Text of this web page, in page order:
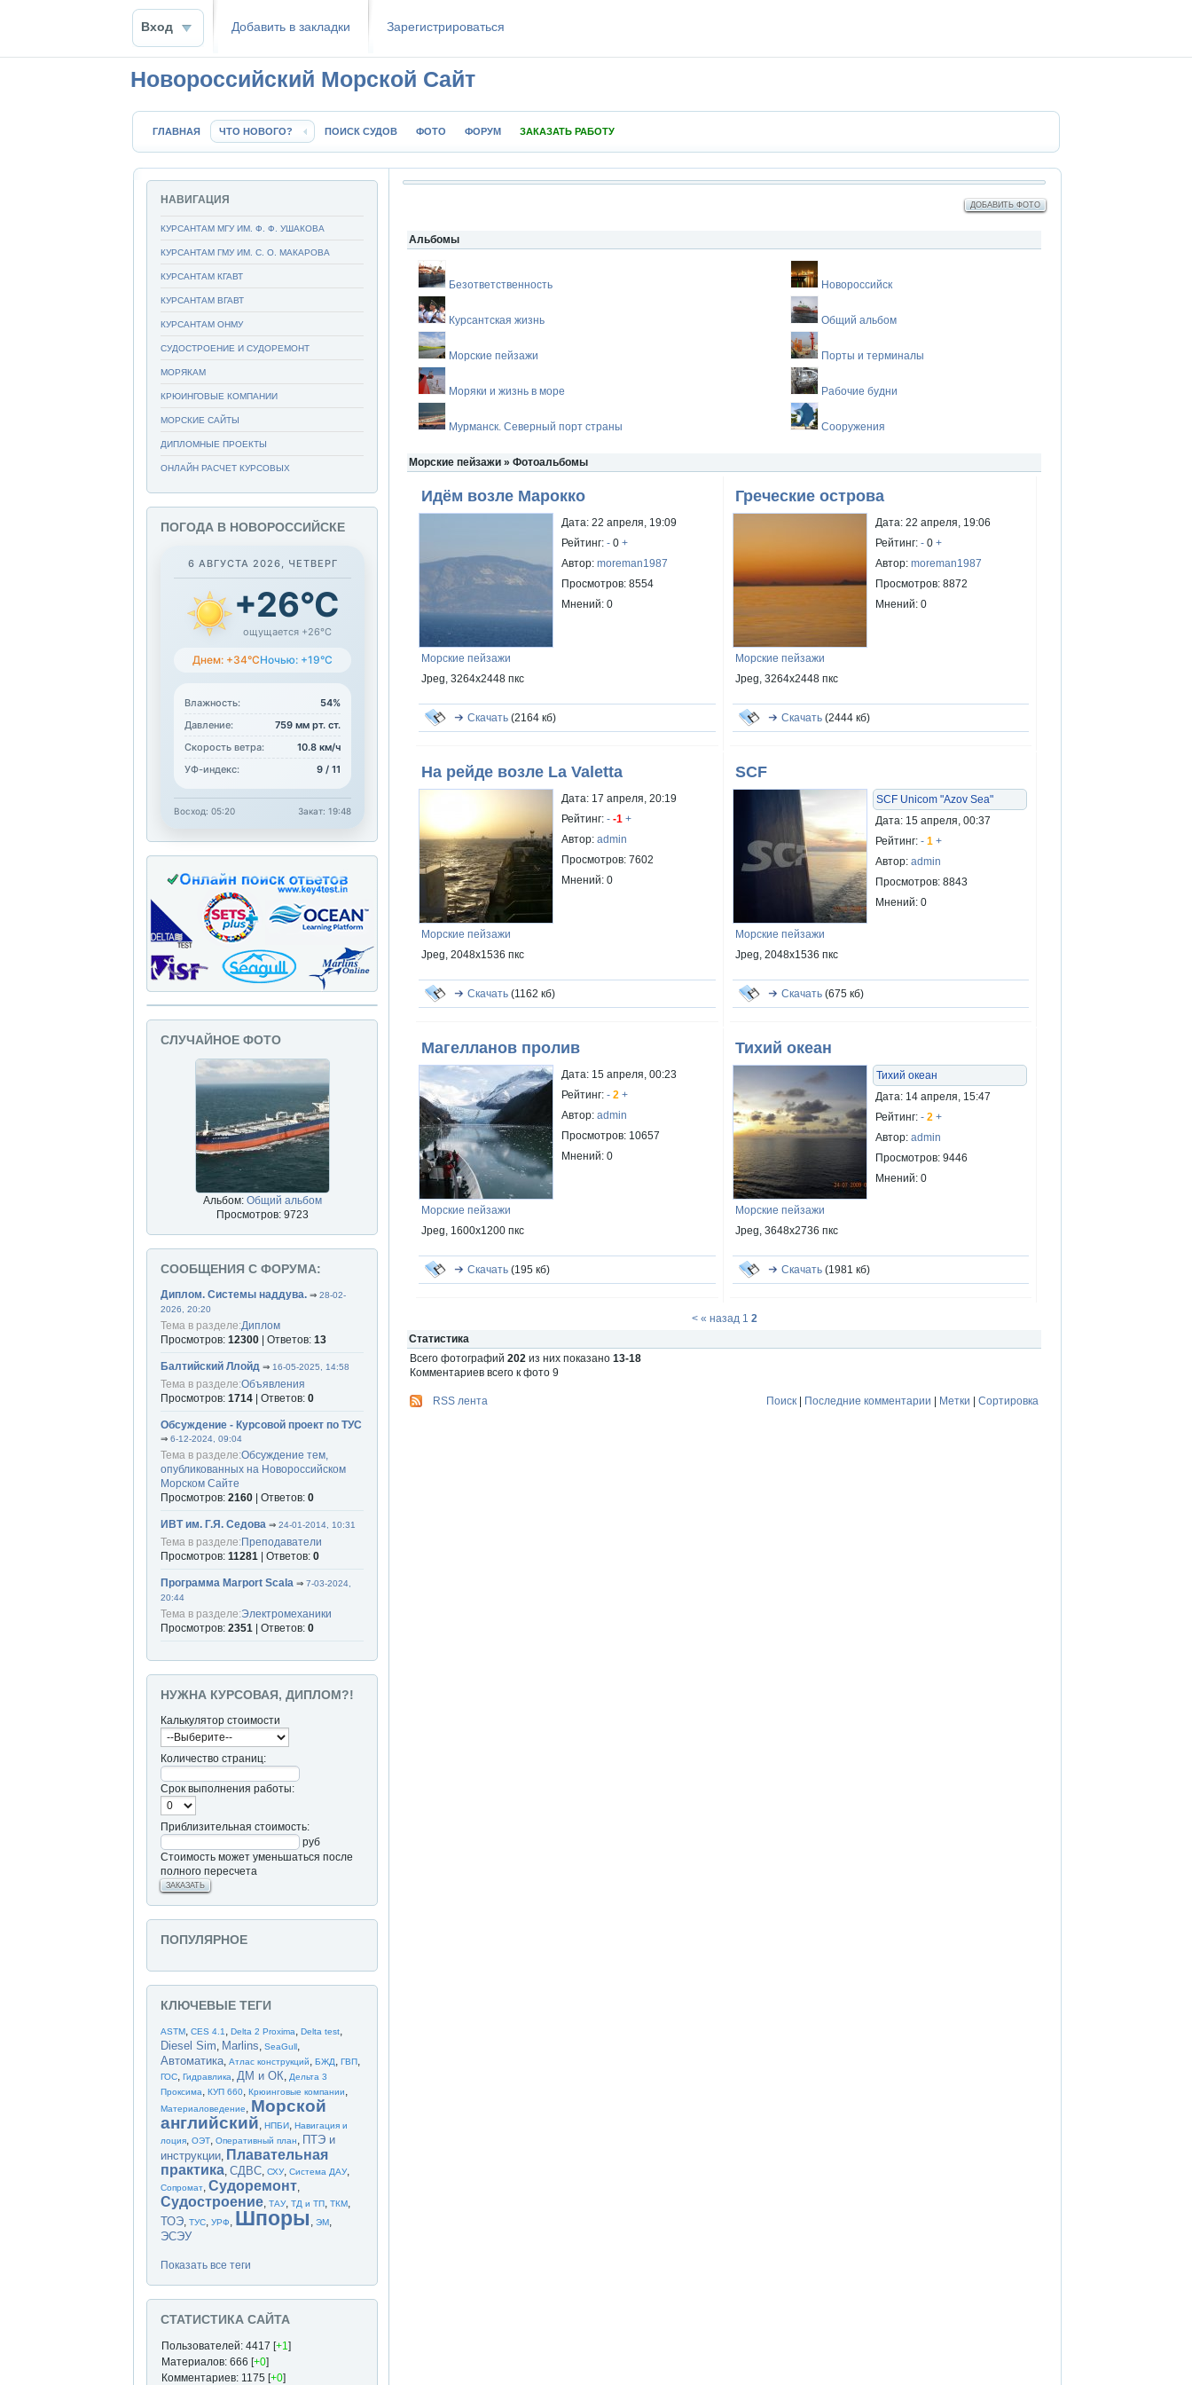
Вход Добавить в закладки Зaрeгиcтpиpoваться
Новороссийский Морской Сайт
ГЛАВНАЯ ЧТО НОВОГО? ПОИСК СУДОВ ФОТО ФОРУМ ЗАКАЗАТЬ РАБОТУ
ДОБАВИТЬ ФОТО
Альбомы
Безответственность
Курсантская жизнь
Морские пейзажи
Моряки и жизнь в море
Мурманск. Северный порт страны
Новороссийск
Общий альбом
Порты и терминалы
Рабочие будни
Сооружения
Морские пейзажи » Фотоальбомы
Идём возле Марокко
Морские пейзажи
Jpeg, 3264x2448 пкс
Дата: 22 апреля, 19:09
Рейтинг: - 0 +
Автор: moreman1987
Просмотров: 8554
Мнений: 0
Скачать (2164 кб)
Греческие острова
Морские пейзажи
Jpeg, 3264x2448 пкс
Дата: 22 апреля, 19:06
Рейтинг: - 0 +
Автор: moreman1987
Просмотров: 8872
Мнений: 0
Скачать (2444 кб)
На рейде возле La Valetta
Морские пейзажи
Jpeg, 2048x1536 пкс
Дата: 17 апреля, 20:19
Рейтинг: - -1 +
Автор: admin
Просмотров: 7602
Мнений: 0
Скачать (1162 кб)
SCF
Морские пейзажи
Jpeg, 2048x1536 пкс
SCF Unicom "Azov Sea"
Дата: 15 апреля, 00:37
Рейтинг: - 1 +
Автор: admin
Просмотров: 8843
Мнений: 0
Скачать (675 кб)
Магелланов пролив
Морские пейзажи
Jpeg, 1600x1200 пкс
Дата: 15 апреля, 00:23
Рейтинг: - 2 +
Автор: admin
Просмотров: 10657
Мнений: 0
Скачать (195 кб)
Тихий океан
Морские пейзажи
Jpeg, 3648x2736 пкс
Тихий океан
Дата: 14 апреля, 15:47
Рейтинг: - 2 +
Автор: admin
Просмотров: 9446
Мнений: 0
Скачать (1981 кб)
< « назад 1 2
Статистика
Всего фотографий 202 из них показано 13-18
Комментариев всего к фото 9
RSS лента Поиск Последние комментарии Метки Сортировка
НАВИГАЦИЯ
КУРСАНТАМ МГУ ИМ. Ф. Ф. УШАКОВА
КУРСАНТАМ ГМУ ИМ. С. О. МАКАРОВА
КУРСАНТАМ КГАВТ
КУРСАНТАМ ВГАВТ
КУРСАНТАМ ОНМУ
СУДОСТРОЕНИЕ И СУДОРЕМОНТ
МОРЯКАМ
КРЮИНГОВЫЕ КОМПАНИИ
МОРСКИЕ САЙТЫ
ДИПЛОМНЫЕ ПРОЕКТЫ
ОНЛАЙН РАСЧЕТ КУРСОВЫХ
ПОГОДА В НОВОРОССИЙСКЕ
6 АВГУСТА 2026, ЧЕТВЕРГ
+26°C
ощущается +26°C
Днем: +34°CНочью: +19°C
Влажность:
54%
Давление:
759 мм рт. ст.
Скорость ветра:
10.8 км/ч
УФ-индекс:
9 / 11
Восход: 05:20 Закат: 19:48
СЛУЧАЙНОЕ ФОТО
Альбом: Общий альбом
Просмотров: 9723
СООБЩЕНИЯ С ФОРУМА:
Диплом. Системы наддува. ⇒ 28-02-
2026, 20:20
Тема в разделе:Диплом
Просмотров: 12300 | Ответов: 13
Балтийский Ллойд ⇒ 16-05-2025, 14:58
Тема в разделе:Объявления
Просмотров: 1714 | Ответов: 0
Обсуждение - Курсовой проект по ТУС
⇒ 6-12-2024, 09:04
Тема в разделе:Обсуждение тем,
опубликованных на Новороссийском
Морском Сайте
Просмотров: 2160 | Ответов: 0
ИВТ им. Г.Я. Седова ⇒ 24-01-2014, 10:31
Тема в разделе:Преподаватели
Просмотров: 11281 | Ответов: 0
Программа Marport Scala ⇒ 7-03-2024,
20:44
Тема в разделе:Электромеханики
Просмотров: 2351 | Ответов: 0
НУЖНА КУРСОВАЯ, ДИПЛОМ?!
Калькулятор стоимости
Количество страниц:
Срок выполнения работы:
Приблизительная стоимость:
руб
Стоимость может уменьшаться после
полного пересчета
ЗАКАЗАТЬ
ПОПУЛЯРНОЕ
КЛЮЧЕВЫЕ ТЕГИ
ASTM, CES 4.1 , Delta 2 Proxima, Delta test,
Diesel Sim, Marlins, SeaGull,
Автоматика, Атлас конструкций, БЖД, ГВП,
ГОС, Гидравлика, ДМ и ОК, Дельта 3
Проксима, КУП 660, Крюинговые компании,
Материаловедение, Морской
английский, НПБИ, Навигация и
лоция, ОЭТ, Оперативный план, ПТЭ и
инструкции, Плавательная
практика, СДВС, СХУ, Система ДАУ,
Сопромат, Судоремонт,
Судостроение, ТАУ, ТД и ТП, ТКМ,
ТОЭ, ТУС, УРФ, Шпоры , ЭМ,
ЭСЭУ
Показать все теги
СТАТИСТИКА САЙТА
Пользователей: 4417 [+1]
Материалов: 666 [+0]
Комментариев: 1175 [+0]